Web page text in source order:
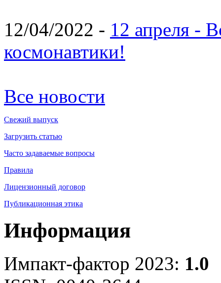
12/04/2022 - 12 апреля -
космонавтики!
Все новости
Свежий выпуск
Загрузить статью
Часто задаваемые вопросы
Правила
Лицензионный договор
Публикационная этика
Информация
Импакт-фактор 2023: 1.0